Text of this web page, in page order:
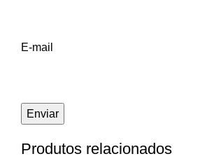
E-mail
Produtos relacionados